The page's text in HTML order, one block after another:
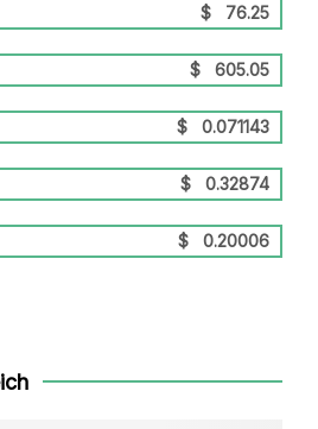
$ 76.25
$ 605.05
$ 0.071143
$ 0.32874
$ 0.20006